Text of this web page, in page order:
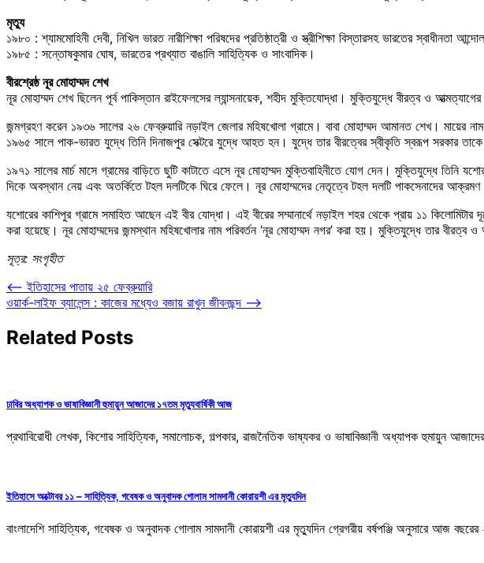
মৃত্যু
১৯৮০ : শ্যামমোহিনী দেবী, নিখিল ভারত নারীশিক্ষা পরিষদের প্রতিষ্ঠাত্রী ও স্ত্রীশিক্ষা বিস্তারসহ ভারতের স্বাধীনতা
১৯৮৫ : সন্তোষকুমার ঘোষ, ভারতের প্রখ্যাত বাঙালি সাহিত্যিক ও সাংবাদিক।
বীরশ্রেষ্ঠ নূর মোহাম্মদ শেখ
নূর মোহাম্মদ শেখ ছিলেন পূর্ব পাকিস্তান রাইফেলসের ল্যান্সনায়েক, শহীদ মুক্তিযোদ্ধা। মুক্তিযুদ্ধে বীরত্ব ও আত্মত্যাগের
জন্মগ্রহণ করেন ১৯৩৬ সালের ২৬ ফেব্রুয়ারি নড়াইল জেলার মহিষখোলা গ্রামে। বাবা মোহাম্মদ আমানত শেখ।
১৯৬৫ সালে পাক-ভারত যুদ্ধে তিনি দিনাজপুর সেক্টরে যুদ্ধে আহত হন। যুদ্ধে তার বীরত্বের স্বীকৃতি স্বরূপ সরকার
১৯৭১ সালের মার্চ মাসে গ্রামের বাড়িতে ছুটি কাটাতে এসে নূর মোহাম্মদ মুক্তিবাহিনীতে যোগ দেন। মুক্তিযুদ্ধে তিনি
দিকে অবস্থান নেয় এবং অতর্কিতে টহল দলটিকে ঘিরে ফেলে। নূর মোহাম্মদের নেতৃত্বে টহল দলটি পাকসেনাদের
যশোরের কাশিপুর গ্রামে সমাহিত আছেন এই বীর যোদ্ধা। এই বীরের সম্মানার্থে নড়াইল শহর থেকে প্রায় ১১ কিলোমিটার
করা হয়েছে। নূর মোহাম্মদের জন্মস্থান মহিষখোলার নাম পরিবর্তন ‘নূর মোহাম্মদ নগর’ করা হয়। মুক্তিযুদ্ধে তার বীরত্ব ও
সূত্র: সংগৃহীত
Post
navigation
⟵ ইতিহাসের পাতায় ২৫ ফেব্রুয়ারি
ওয়ার্ক-লাইফ ব্যালেন্স : কাজের মধ্যেও বজায় রাখুন জীবনছন্দ ⟶
Related Posts
ঢাবির অধ্যাপক ও ভাষাবিজ্ঞানী হুমায়ুন আজাদের ১৭তম মৃত্যুবার্ষিকী আজ
প্রথাবিরোধী লেখক, কিশোর সাহিত্যিক, সমালোচক, গল্পকার, রাজনৈতিক ভাষ্যকর ও ভাষাবিজ্ঞানী অধ্যাপক হুমায়ুন
ইতিহাসে অক্টোবর ১১ – সাহিত্যিক, গবেষক ও অনুবাদক গোলাম সামদানী কোরায়শী এর মৃত্যুদিন
বাংলাদেশি সাহিত্যিক, গবেষক ও অনুবাদক গোলাম সামদানী কোরায়শী এর মৃত্যুদিন গ্রেগরীয় বর্ষপঞ্জি অনুসারে আজ